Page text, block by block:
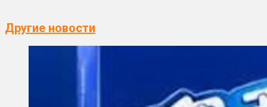
Другие новости